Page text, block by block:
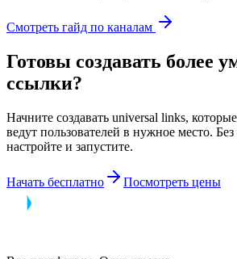
Смотреть гайд по каналам
Готовы создавать более
ссылки?
Начните создавать universal links,
ведут пользователей в нужное место.
настройте и запустите.
Начать бесплатно Посмотреть цены